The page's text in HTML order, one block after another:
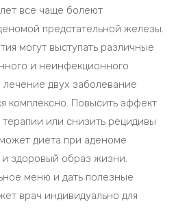
все чаще болеют
предстательной железы.
могут выступать различные
и неинфекционного
двух заболевание
комплексно. Повысить эффект
или снизить рецидивы
диета при аденоме
здоровый образ жизни.
меню и дать полезные
врач индивидуально для